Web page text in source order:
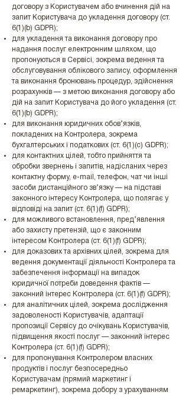
договору з Користувачем або вчинення дій на
запит Користувача до укладення договору (ст.
6(1)(b) GDPR);
для укладення та виконання договору про
надання послуг електронним шляхом, що
пропонуються в Сервісі, зокрема ведення та
обслуговування облікового запису, оформлення
та виконання бронювань процедур, здійснення
розрахунків — з метою виконання договору або
дій на запит Користувача до його укладення (ст.
6(1)(b) GDPR);
для виконання юридичних обов’язків,
покладених на Контролера, зокрема
бухгалтерських і податкових (ст. 6(1)(c) GDPR);
для контактних цілей, тобто прийняття та
обробки звернень і запитів, надісланих через
контактну форму, e-mail, телефон, чат чи інші
засоби дистанційного зв’язку — на підставі
законного інтересу Контролера, що полягає у
відповіді на запит (ст. 6(1)(f) GDPR);
для можливого встановлення, пред’явлення
або захисту претензій, що є законним
інтересом Контролера (ст. 6(1)(f) GDPR);
для доказових та архівних цілей, зокрема для
ведення документації діяльності Контролера та
забезпечення інформації на випадок
юридичної потреби доведення фактів —
законний інтерес Контролера (ст. 6(1)(f) GDPR);
для аналітичних цілей, зокрема дослідження
задоволеності Користувачів, адаптації
пропозиції Сервісу до очікувань Користувачів,
підвищення якості послуг — законний інтерес
Контролера (ст. 6(1)(f) GDPR);
для пропонування Контролером власних
продуктів і послуг безпосередньо
Користувачам (прямий маркетинг і
ремаркетинг), зокрема добору з урахуванням